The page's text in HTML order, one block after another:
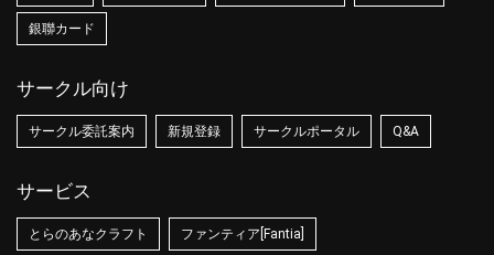
銀聯カード
サークル向け
サークル委託案内 新規登録 サークルポータル Q&A
サービス
とらのあなクラフト ファンティア[Fantia]